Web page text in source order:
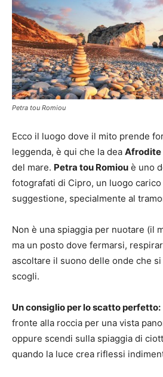
Petra tou Romiou
Ecco il luogo dove il mito prende
leggenda, è qui che la dea Afrodite
del mare. Petra tou Romiou è uno
fotografati di Cipro, un luogo carico
suggestione, specialmente al
Non è una spiaggia per nuotare (il
ma un posto dove fermarsi,
ascoltare il suono delle onde che
scogli.
Un consiglio per lo scatto perfetto:
fronte alla roccia per una vista
oppure scendi sulla spiaggia di
quando la luce crea riflessi